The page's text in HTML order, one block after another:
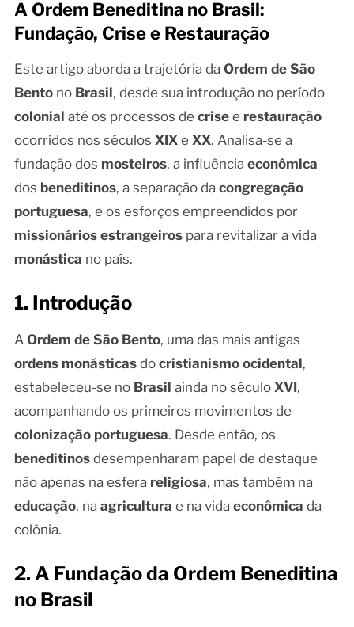
A Ordem Beneditina no Brasil:
Fundação, Crise e Restauração
Este artigo aborda a trajetória da Ordem de São
Bentono Brasil, desde sua introdução no período
colonial até os processos de crisee restauração
ocorridos nos séculos XIXe XX. Analisa-se a
fundação dos mosteiros, a influência econômica
dos beneditinos, a separação da congregação
portuguesa, e os esforços empreendidos por
missionários estrangeirospara revitalizar a vida
monástica no país.
1. Introdução
A Ordem de São Bento, uma das mais antigas
ordens monásticasdo cristianismo ocidental,
estabeleceu-se no Brasil ainda no século XVI,
acompanhando os primeiros movimentos de
colonização portuguesa. Desde então, os
beneditinosdesempenharam papel de destaque
não apenas na esfera religiosa, mas também na
educação, na agricultura e na vida econômica da
colônia.
2. A Fundação da Ordem Beneditina
no Brasil